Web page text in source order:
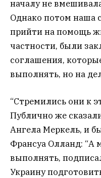
началу не
Однако потом наша
прийти на помощь
частности, были
соглашения,
выполнять, но на
“Стремились они к
Публично же
Ангела Меркель, и
Франсуа Олланд: “А
выполнять,
Украину